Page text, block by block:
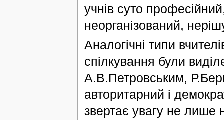
учнів суто
неорганізований,
Аналогічні типи
спілкування були
А.В.Петровським,
авторитарний і
звертає увагу не лише